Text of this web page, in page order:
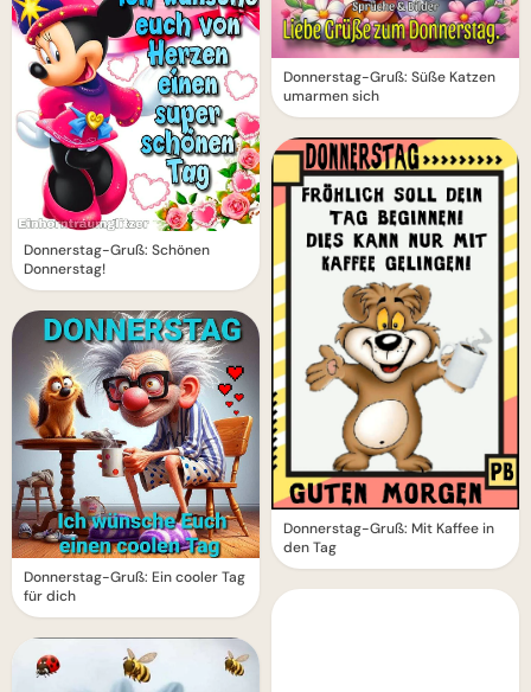
Donnerstag-Gruß: Schönen
Donnerstag!
Donnerstag-Gruß: Ein cooler Tag
für dich
Donnerstag-Gruß: Süße Katzen
umarmen sich
Donnerstag-Gruß: Mit Kaffee in
den Tag